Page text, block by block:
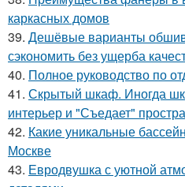
каркасных домов
39. Дешёвые варианты
сэкономить без ущерба
40. Полное руководство по
41. Скрытый шкаф. Иногда
интерьер и "Съедает"
42. Какие уникальные
Москве
43. Евродвушка с уютной